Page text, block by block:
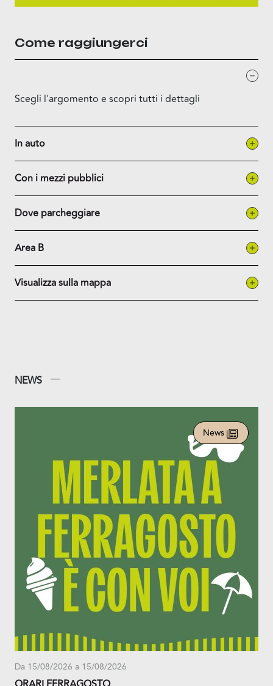
Come raggiungerci
Scegli l'argomento e scopri tutti i dettagli
In auto
Con i mezzi pubblici
Dove parcheggiare
Area B
Visualizza sulla mappa
NEWS
News
Da 15/08/2026 a 15/08/2026